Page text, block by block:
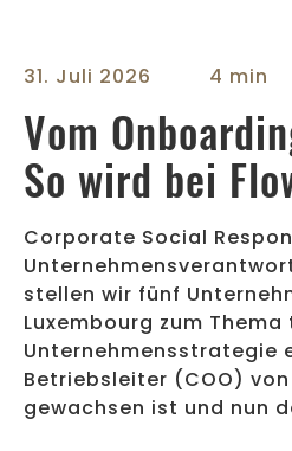
31. Juli 2026 4 min
Vom
So wird bei
Corporate Social
stellen wir fünf
Luxembourg zum
Unternehmensstrategie
Betriebsleiter (COO)
gewachsen ist und nun